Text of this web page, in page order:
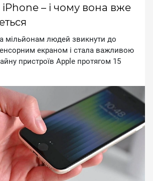
– і чому вона вже
мільйонам людей звикнути до
екраном і стала важливою
пристроїв Аррlе протягом 15